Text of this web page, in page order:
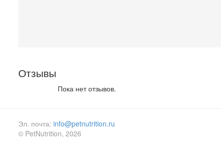
Отзывы
Пока нет отзывов.
Эл. почта: info@petnutrition.ru
© PetNutrition, 2026